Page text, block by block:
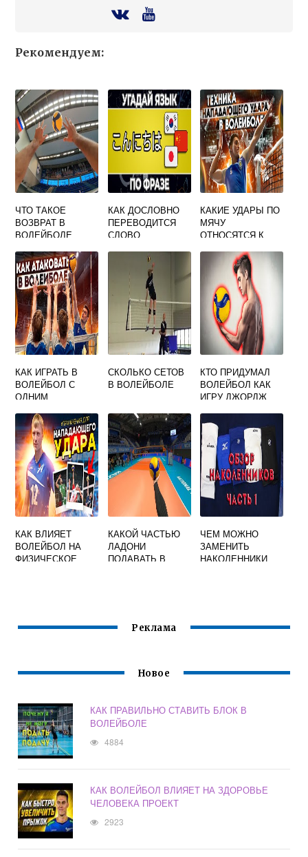
Рекомендуем:
ЧТО ТАКОЕ
ВОЗВРАТ В
ВОЛЕЙБОЛЕ
КАК ДОСЛОВНО
ПЕРЕВОДИТСЯ
СЛОВО
КАКИЕ УДАРЫ ПО
МЯЧУ
ОТНОСЯТСЯ К
КАК ИГРАТЬ В
ВОЛЕЙБОЛ С
ОДНИМ
СКОЛЬКО СЕТОВ
В ВОЛЕЙБОЛЕ
КТО ПРИДУМАЛ
ВОЛЕЙБОЛ КАК
ИГРУ ДЖОРДЖ
ФРЕЙЗЕР
УИЛЬЯМ МОРГАН
КАК ВЛИЯЕТ
ВОЛЕЙБОЛ НА
ФИЗИЧЕСКОЕ
КАКОЙ ЧАСТЬЮ
ЛАДОНИ
ПОДАВАТЬ В
ЧЕМ МОЖНО
ЗАМЕНИТЬ
НАКОЛЕННИКИ
Реклама
Новое
КАК ПРАВИЛЬНО СТАВИТЬ БЛОК В
ВОЛЕЙБОЛЕ
4884
КАК ВОЛЕЙБОЛ ВЛИЯЕТ НА ЗДОРОВЬЕ
ЧЕЛОВЕКА ПРОЕКТ
2923